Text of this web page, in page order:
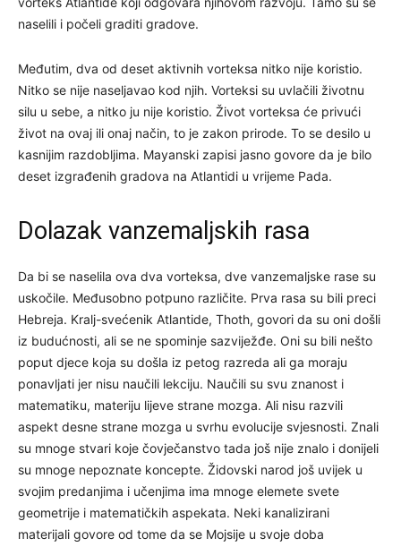
naselili i počeli graditi gradove.
Međutim, dva od deset aktivnih vorteksa nitko nije koristio.
Nitko se nije naseljavao kod njih. Vorteksi su uvlačili životnu
silu u sebe, a nitko ju nije koristio. Život vorteksa će privući
život na ovaj ili onaj način, to je zakon prirode. To se desilo u
kasnijim razdobljima. Mayanski zapisi jasno govore da je bilo
deset izgrađenih gradova na Atlantidi u vrijeme Pada.
Dolazak vanzemaljskih rasa
Da bi se naselila ova dva vorteksa, dve vanzemaljske rase su
uskočile. Međusobno potpuno različite. Prva rasa su bili preci
Hebreja. Kralj-svećenik Atlantide, Thoth, govori da su oni došli
iz budućnosti, ali se ne spominje sazviježđe. Oni su bili nešto
poput djece koja su došla iz petog razreda ali ga moraju
ponavljati jer nisu naučili lekciju. Naučili su svu znanost i
matematiku, materiju lijeve strane mozga. Ali nisu razvili
aspekt desne strane mozga u svrhu evolucije svjesnosti. Znali
su mnoge stvari koje čovječanstvo tada još nije znalo i donijeli
su mnoge nepoznate koncepte. Židovski narod još uvijek u
svojim predanjima i učenjima ima mnoge elemete svete
geometrije i matematičkih aspekata. Neki kanalizirani
materijali govore od tome da se Mojsije u svoje doba